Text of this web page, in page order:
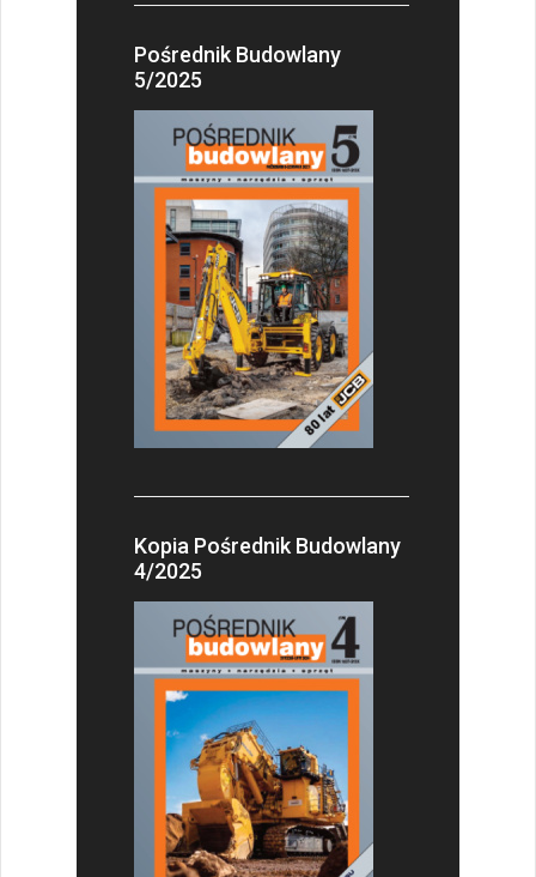
Pośrednik Budowlany
5/2025
Kopia Pośrednik Budowlany
4/2025